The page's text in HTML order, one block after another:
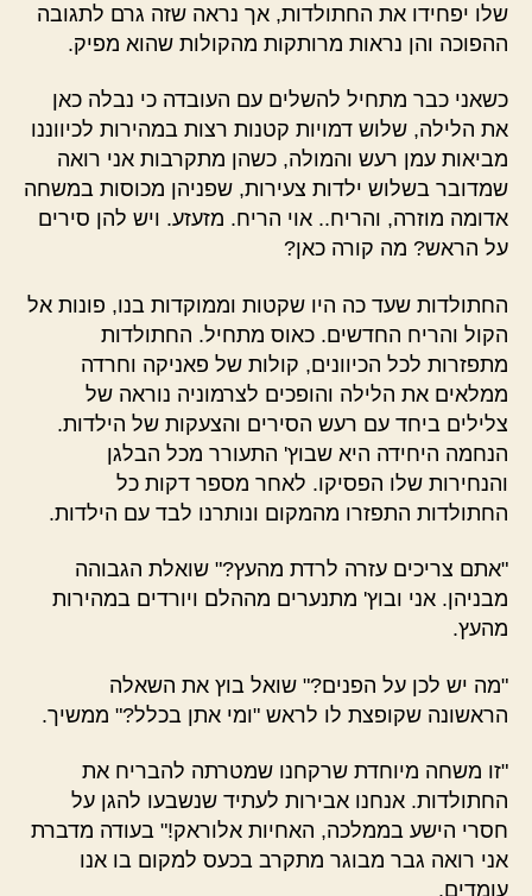
שלו יפחידו את החתולדות, אך נראה שזה גרם לתגובה
ההפוכה והן נראות מרותקות מהקולות שהוא מפיק.
כשאני כבר מתחיל להשלים עם העובדה כי נבלה כאן
את הלילה, שלוש דמויות קטנות רצות במהירות לכיווננו
מביאות עמן רעש והמולה, כשהן מתקרבות אני רואה
שמדובר בשלוש ילדות צעירות, שפניהן מכוסות במשחה
אדומה מוזרה, והריח.. אוי הריח. מזעזע. ויש להן סירים
על הראש? מה קורה כאן?
החתולדות שעד כה היו שקטות וממוקדות בנו, פונות אל
הקול והריח החדשים. כאוס מתחיל. החתולדות
מתפזרות לכל הכיוונים, קולות של פאניקה וחרדה
ממלאים את הלילה והופכים לצרמוניה נוראה של
צלילים ביחד עם רעש הסירים והצעקות של הילדות.
הנחמה היחידה היא שבוץ' התעורר מכל הבלגן
והנחירות שלו הפסיקו. לאחר מספר דקות כל
החתולדות התפזרו מהמקום ונותרנו לבד עם הילדות.
"אתם צריכים עזרה לרדת מהעץ?" שואלת הגבוהה
מבניהן. אני ובוץ' מתנערים מההלם ויורדים במהירות
מהעץ.
"מה יש לכן על הפנים?" שואל בוץ את השאלה
הראשונה שקופצת לו לראש "ומי אתן בכלל?" ממשיך.
"זו משחה מיוחדת שרקחנו שמטרתה להבריח את
החתולדות. אנחנו אבירות לעתיד שנשבעו להגן על
חסרי הישע בממלכה, האחיות אלוראק!" בעודה מדברת
אני רואה גבר מבוגר מתקרב בכעס למקום בו אנו
עומדים.